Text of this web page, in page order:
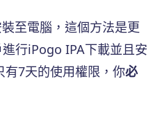
至電腦，這個方法是更
行iPogo IPA下載並且安
7天的使用權限，你必